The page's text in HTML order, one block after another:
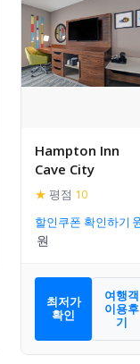
Hampton Inn
Cave City
★ 평점 10
할인쿠폰 확인하기
최저가
확인
여행객
이용후
기